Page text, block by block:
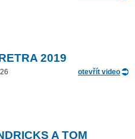
2019
otevřít video
A TOM